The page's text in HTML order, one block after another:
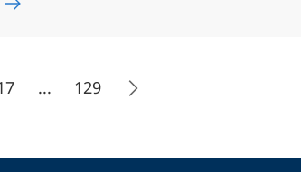
... 129